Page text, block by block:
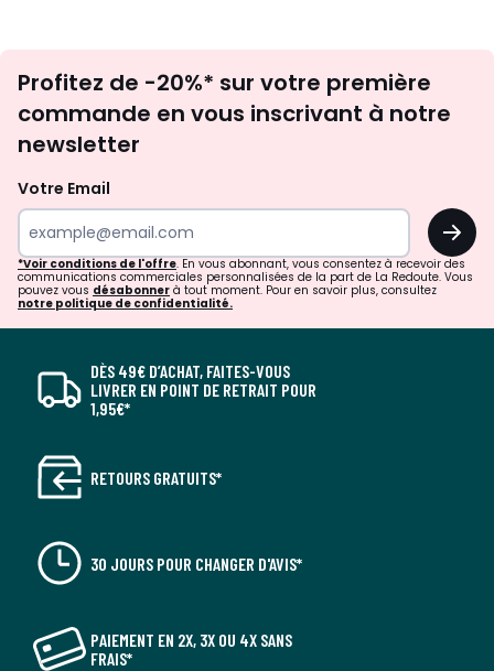
newsletter
Profitez de -20%* sur votre première
commande en vous inscrivant à notre
newsletter
Votre Email
OK
*Voir conditions de l'offre. En vous abonnant, vous consentez à recevoir des
communications commerciales personnalisées de la part de La Redoute. Vous
pouvez vous désabonner à tout moment. Pour en savoir plus, consultez
notre politique de confidentialité.
DÈS 49€ D’ACHAT, FAITES-VOUS
LIVRER EN POINT DE RETRAIT POUR
1,95€*
RETOURS GRATUITS*
30 JOURS POUR CHANGER D'AVIS*
PAIEMENT EN 2X, 3X OU 4X SANS
FRAIS*